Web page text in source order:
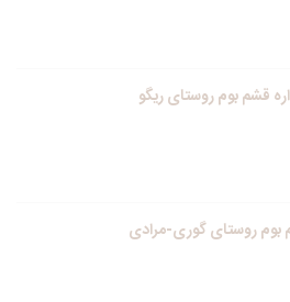
قشم بوم روستای ریگو
بوم روستای گوری-مرادی